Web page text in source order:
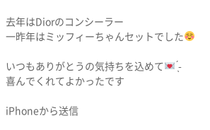
去年はDiorのコンシーラー
一昨年はミッフィーちゃんセットでした
いつもありがとうの気持ちを込めて
̖́-
喜んでくれてよかったです
iPhoneから送信